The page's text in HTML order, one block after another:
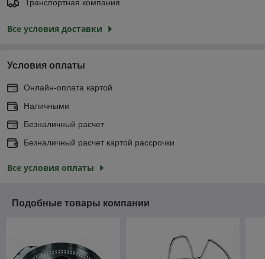
Транспортная компания
Все условия доставки
Условия оплаты
Онлайн-оплата картой
Наличными
Безналичный расчет
Безналичный расчет картой рассрочки
Все условия оплаты
Подобные товары компании